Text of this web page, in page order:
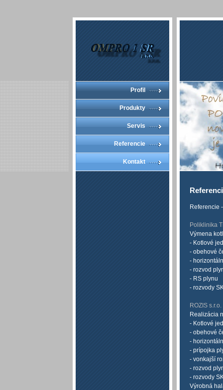
Profil
Produkty
Servis
Referencie
Kontakt
Referencie
Poliklinika
Výmena
- Kotlové
- obehové
-
- rozvod
- RS plynu
- rozvody
ROZIS
Realizácia
- Kotlové
- obehové
-
- prípojka
- vonkajší
- rozvod
- rozvody
Výrobná